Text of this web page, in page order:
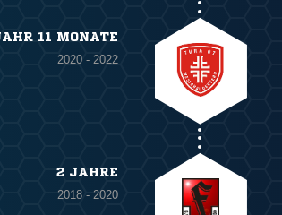
11 MONATE
2020 - 2022
2 JAHRE
2018 - 2020